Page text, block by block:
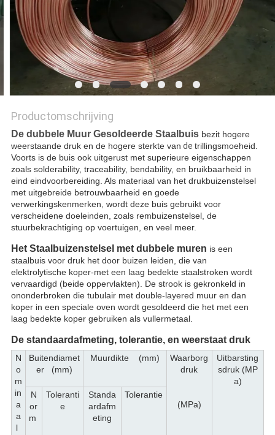
Productomschrijving
De dubbele Muur Gesoldeerde Staalbuis bezit hogere
weerstaande druk en de hogere sterkte van de trillingsmoeheid.
Voorts is de buis ook uitgerust met superieure eigenschappen
zoals solderability, traceability, bendability, en bruikbaarheid in
eind eindvoorbereiding. Als materiaal van het drukbuizenstelsel
met uitgebreide betrouwbaarheid en goede
verwerkingskenmerken, wordt deze buis gebruikt voor
verscheidene doeleinden, zoals rembuizenstelsel, de
stuurbekrachtiging op voertuigen, en veel meer.
Het Staalbuizenstelsel met dubbele muren is een
staalbuis voor druk het door buizen leiden, die van
elektrolytische koper-met een laag bedekte staalstroken wordt
vervaardigd (beide oppervlakten). De strook is gekronkeld in
ononderbroken die tubulair met double-layered muur en dan
koper in een speciale oven wordt gesoldeerd die het met een
laag bedekte koper gebruiken als vullermetaal.
De standaardafmeting, tolerantie, en weerstaat druk
N
o
m
in
a
a
l
Buitendiamet
er (mm)
Muurdikte (mm)
Waarborg
druk
(MPa)
Uitbarsting
sdruk (MP
a)
N
or
m
Toleranti
e
Standa
ardafm
eting
Tolerantie